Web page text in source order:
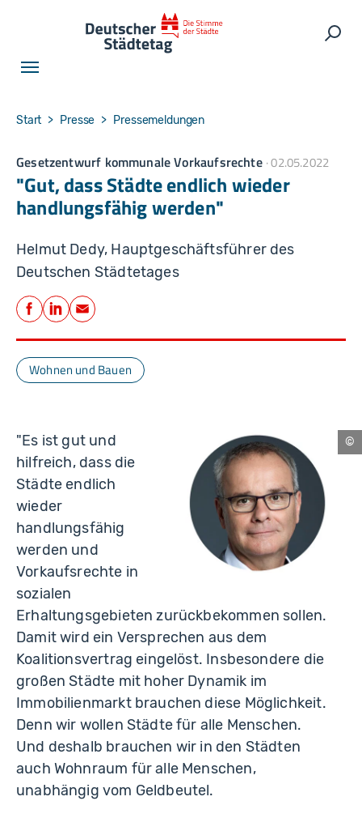
You are here:
Start Presse Pressemeldungen
Gesetzentwurf kommunale Vorkaufsrechte 02.05.2022
"Gut, dass Städte endlich wieder
handlungsfähig werden"
Helmut Dedy, Hauptgeschäftsführer des
Deutschen Städtetages
Teilen
Facebook
LinkedIn
E-Mail
Wohnen und Bauen
"Es ist gut und
hilfreich, dass die
Städte endlich
wieder
handlungsfähig
werden und
Vorkaufsrechte in
sozialen
Erhaltungsgebieten zurückbekommen sollen.
Damit wird ein Versprechen aus dem
Koalitionsvertrag eingelöst. Insbesondere die
großen Städte mit hoher Dynamik im
Immobilienmarkt brauchen diese Möglichkeit.
Denn wir wollen Städte für alle Menschen.
Und deshalb brauchen wir in den Städten
auch Wohnraum für alle Menschen,
unabhängig vom Geldbeutel.